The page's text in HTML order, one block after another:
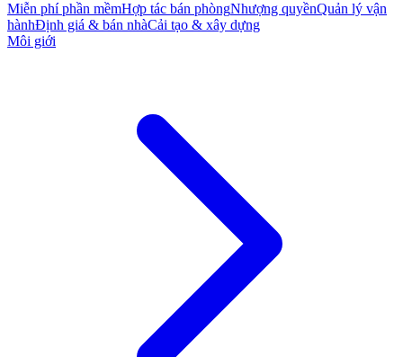
Miễn phí phần mềmHợp tác bán phòngNhượng quyềnQuản lý vận
hànhĐịnh giá & bán nhàCải tạo & xây dựng
Môi giới